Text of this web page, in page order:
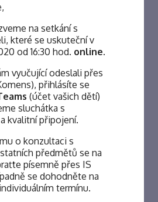
na setkání s
které se uskuteční v
od 16:30 hod. online.
vyučující odeslali přes
přihlásíte se
(účet vašich dětí)
sluchátka s
kvalitní připojení.
o konzultaci s
předmětů se na
písemně přes IS
se dohodněte na
termínu.